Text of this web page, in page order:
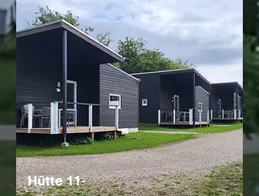
Hütte 11-